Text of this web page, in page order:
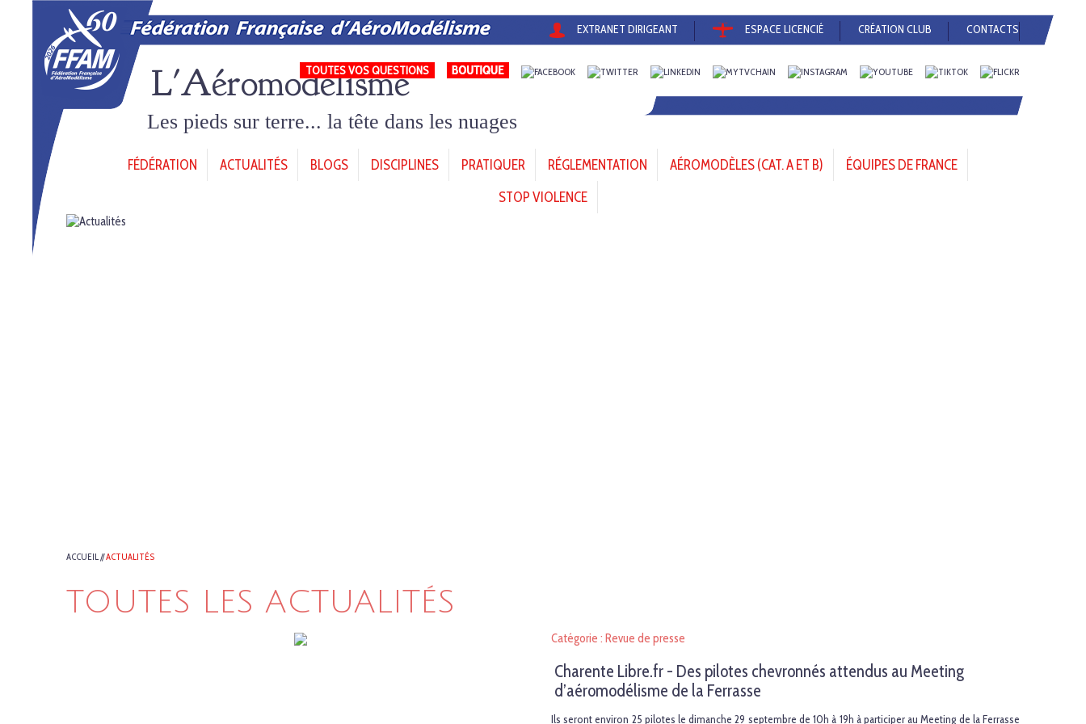
EXTRANET DIRIGEANT ESPACE LICENCIÉ CRÉATION CLUB CONTACTS
TOUTES VOS QUESTIONS
L'Aéromodélisme
Les pieds sur terre... la tête dans les nuages
FÉDÉRATION ACTUALITÉS BLOGS DISCIPLINES PRATIQUER RÉGLEMENTATION AÉROMODÈLES (CAT. A ET B)
ÉQUIPES DE FRANCE
STOP VIOLENCE
ACCUEIL//ACTUALITÉS
TOUTES LES ACTUALITÉS
Catégorie : Revue de presse
Charente Libre.fr - Des pilotes chevronnés attendus au Meeting
d’aéromodélisme de la Ferrasse
Ils seront environ 25 pilotes le dimanche 29 septembre de 10h à 19h à participer au Meeting de la Ferrasse